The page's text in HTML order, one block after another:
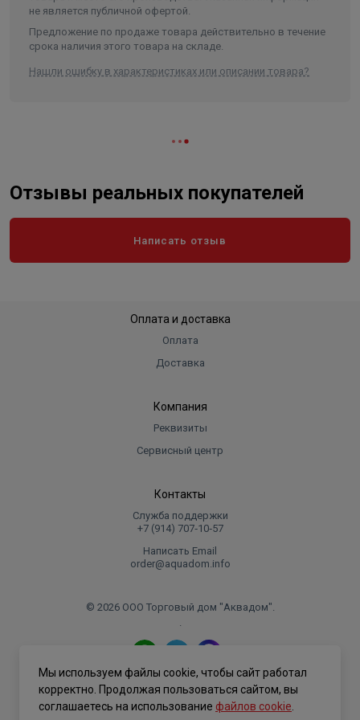
Ширина в упаковке, см. 40.500
Высота в упаковке, см. 82.000
Вес в упаковке, кг 19.400
405
не является публичной офертой.
Предложение по продаже товара действительно в течение
срока наличия этого товара на складе.
Нашли ошибку в характеристиках или описании товара?
Отзывы реальных покупателей
Написать отзыв
Оплата и доставка
Оплата
Доставка
Компания
Реквизиты
Сервисный центр
Контакты
Служба поддержки
+7 (914) 707‑10‑57
Написать Email
order@aquadom.info
© 2026 ООО Торговый дом "Аквадом".
.
Политика конфиденциальности
Мы используем файлы cookie, чтобы сайт работал
корректно. Продолжая пользоваться сайтом, вы
соглашаетесь на использование файлов cookie